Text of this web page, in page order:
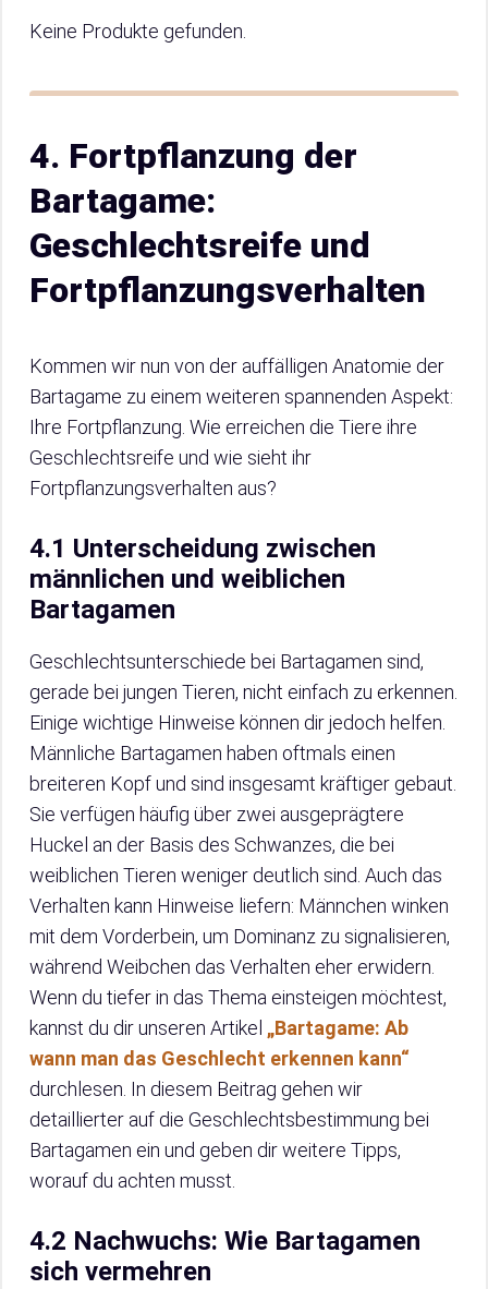
Keine Produkte gefunden.
4. Fortpflanzung der
Bartagame:
Geschlechtsreife und
Fortpflanzungsverhalten
Kommen wir nun von der auffälligen Anatomie der
Bartagame zu einem weiteren spannenden Aspekt:
Ihre Fortpflanzung. Wie erreichen die Tiere ihre
Geschlechtsreife und wie sieht ihr
Fortpflanzungsverhalten aus?
4.1 Unterscheidung zwischen
männlichen und weiblichen
Bartagamen
Geschlechtsunterschiede bei Bartagamen sind,
gerade bei jungen Tieren, nicht einfach zu erkennen.
Einige wichtige Hinweise können dir jedoch helfen.
Männliche Bartagamen haben oftmals einen
breiteren Kopf und sind insgesamt kräftiger gebaut.
Sie verfügen häufig über zwei ausgeprägtere
Huckel an der Basis des Schwanzes, die bei
weiblichen Tieren weniger deutlich sind. Auch das
Verhalten kann Hinweise liefern: Männchen winken
mit dem Vorderbein, um Dominanz zu signalisieren,
während Weibchen das Verhalten eher erwidern.
Wenn du tiefer in das Thema einsteigen möchtest,
kannst du dir unseren Artikel „Bartagame: Ab
wann man das Geschlecht erkennen kann“
durchlesen. In diesem Beitrag gehen wir
detaillierter auf die Geschlechtsbestimmung bei
Bartagamen ein und geben dir weitere Tipps,
worauf du achten musst.
4.2 Nachwuchs: Wie Bartagamen
sich vermehren